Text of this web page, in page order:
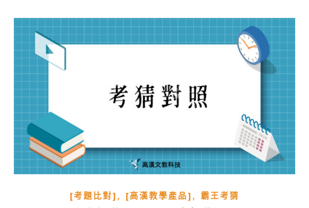
[考題比對] , [高漢教學產品] , 霸王考猜